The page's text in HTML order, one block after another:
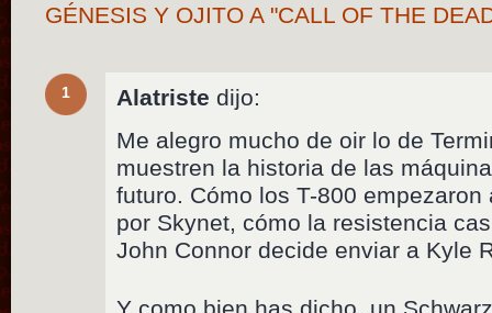
GÉNESIS Y OJITO A "CALL OF THE
1 Alatriste dijo:
Me alegro mucho de oir lo de
muestren la historia de las
futuro. Cómo los T-800
por Skynet, cómo la resistencia
John Connor decide enviar a Kyle